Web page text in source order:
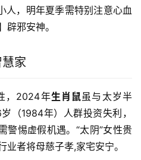
人，明年夏季需特别注意心血
辟邪安神。
家
，2024年生肖鼠虽与太岁半
（1984年）人群投资失利，
警惕虚假机遇。“太阴”女性贵
者将母慈子孝,家宅安宁。